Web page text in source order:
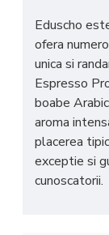
Eduscho
ofera
unica si
Espresso
boabe
aroma
placerea
exceptie si
cunoscatorii.